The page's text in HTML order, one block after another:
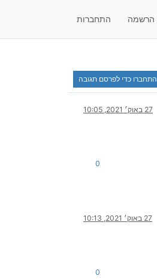
הרשמה התחברות
התחברו כדי לפרסם תגובה
27 באוק׳ 2021, 10:05
0
27 באוק׳ 2021, 10:13
0